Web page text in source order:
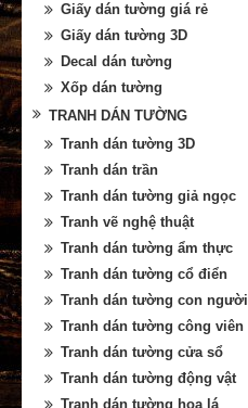
Giấy dán tường giá rẻ
Giấy dán tường 3D
Decal dán tường
Xốp dán tường
TRANH DÁN TƯỜNG
Tranh dán tường 3D
Tranh dán trần
Tranh dán tường giả ngọc
Tranh vẽ nghệ thuật
Tranh dán tường ẩm thực
Tranh dán tường cổ điển
Tranh dán tường con người
Tranh dán tường công viên
Tranh dán tường cửa sổ
Tranh dán tường động vật
Tranh dán tường hoa lá